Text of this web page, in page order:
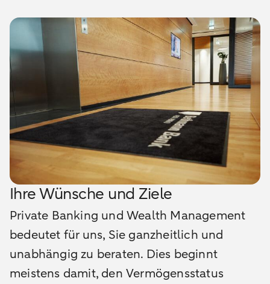
Ihre Wünsche und Ziele
Private Banking und Wealth Management
bedeutet für uns, Sie ganzheitlich und
unabhängig zu beraten. Dies beginnt
meistens damit, den Vermögensstatus